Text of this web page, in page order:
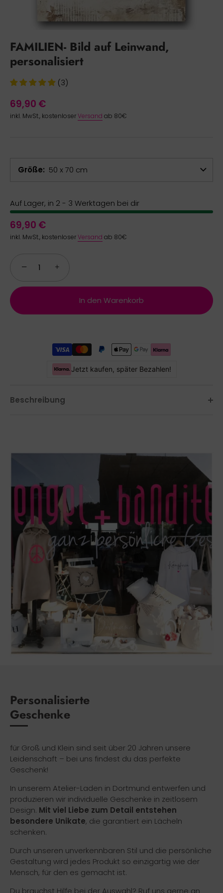
FAMILIEN- Bild auf Leinwand,
personalisiert
(3)
69,90 €
inkl. MwSt., kostenloserVersand ab 80€
Größe 50 x 70 cm
Auf Lager, in 2 - 3 Werktagen bei dir
69,90 €
inkl. MwSt., kostenloserVersand ab 80€
− +
In den Warenkorb
Jetzt kaufen, später Bezahlen!
Beschreibung
Personalisierte
Geschenke
für Groß und Klein sind seit über 20 Jahren unsere
Leidenschaft – bei uns findest du das perfekte
Geschenk!
In unserem Atelier-Laden in Dortmund entwerfen und
produzieren wir individuelle Geschenke in zeitlosem
Design. Mit viel Liebe zum Detail entstehen
besondere Unikate, die garantiert ein Lächeln
schenken.
Durch unseren unverkennbaren Stil und die persönliche
Gestaltung wird jedes Produkt so einzigartig wie der
Mensch, für den es gemacht ist.